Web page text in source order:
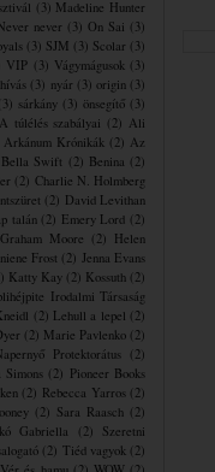
(3) Madeline Hunter
never (3) On Sai (3)
(3) SJM (3) Scolar (3)
VIP (3) Vágymágusok (3)
(3) nyár (3) origin (3)
(3) sárkány (3) önsegítő (3)
A túlélés szabályai (2) Ali
Krónikák (2) Az
Bella Swift (2) Benina (2)
(2) Charlie N. Holmberg
(2) David Levithan
talán (2) Emery Lord (2)
Graham Moore (2) Helen
Frost (2) Jenna Evans
Katty Kay (2) Kossuth (2)
​Irodalmi Társaság
(2) Lehull a lepel (2)
(2) Marie Pavlenko (2)
Protektorátus (2)
Simons (2) Pioneer Books
(2) Rebecca Yarros (2)
(2) Sara Raasch (2)
Gabriella (2)
Szeretni
(2) Tiéd vagyok (2)